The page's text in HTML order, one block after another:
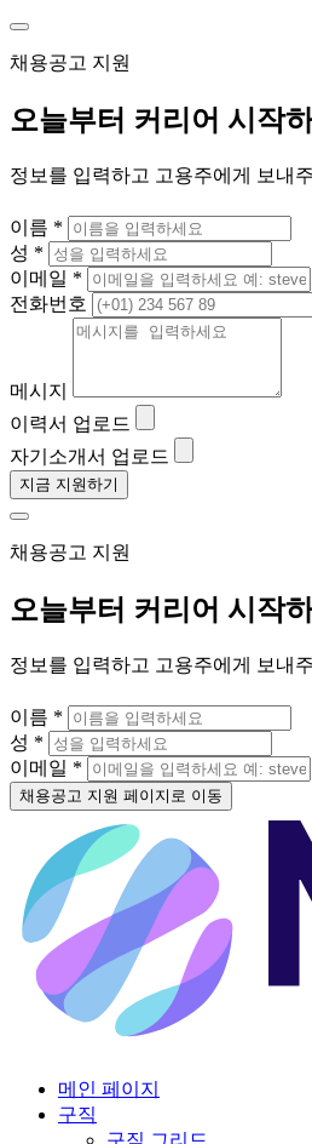
채용공고 지원
오늘부터 커리어 시작하
정보를 입력하고 고용주에게 보내
이름 *
성 *
이메일 *
전화번호
메시지
이력서 업로드
자기소개서 업로드
지금 지원하기
채용공고 지원
오늘부터 커리어 시작하
정보를 입력하고 고용주에게 보내
이름 *
성 *
이메일 *
채용공고 지원 페이지로 이동
메인 페이지
구직
구직 그리드